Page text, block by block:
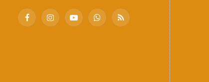
FacebookInstagramYouTubeWhatsApp
RSS